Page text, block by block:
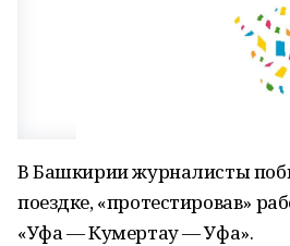
В Башкирии журналисты
поездке, «протестировав»
«Уфа — Кумертау — Уфа».